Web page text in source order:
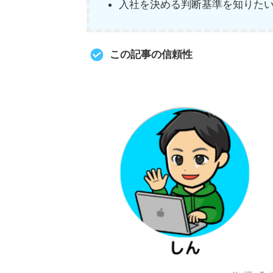
入社を決める判断基準を知りた
この記事の信頼性